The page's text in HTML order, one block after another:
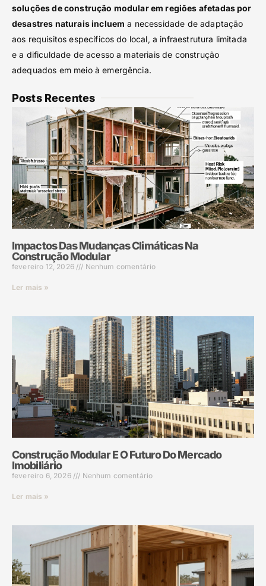
soluções de construção modular em regiões afetadas por
desastres naturais incluem a necessidade de adaptação
aos requisitos específicos do local, a infraestrutura limitada
e a dificuldade de acesso a materiais de construção
adequados em meio à emergência.
Posts Recentes
Impactos Das Mudanças Climáticas Na
Construção Modular
fevereiro 12, 2026 Nenhum comentário
Ler mais »
Construção Modular E O Futuro Do Mercado
Imobiliário
fevereiro 6, 2026 Nenhum comentário
Ler mais »